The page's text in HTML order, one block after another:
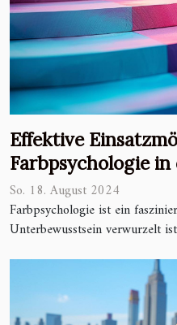
Effektive
Farbpsychologie in
So. 18. August 2024
Farbpsychologie ist ein
Unterbewusstsein verwurzelt